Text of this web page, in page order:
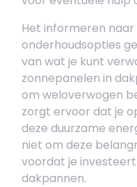
Het informeren
onderhoudsopties
van wat je kunt
zonnepanelen in
om weloverwogen
zorgt ervoor dat je
deze duurzame
niet om deze
voordat je
dakpannen.